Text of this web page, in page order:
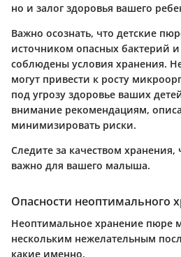
но и залог здоровья вашего
Важно осознать, что детские
источником опасных бактерий
соблюдены условия хранения.
могут привести к росту
под угрозу здоровье ваших
внимание рекомендациям,
минимизировать риски.
Следите за качеством
важно для вашего малыша.
Опасности неоптимального
Неоптимальное хранение пюре
нескольким нежелательным
какие именно.